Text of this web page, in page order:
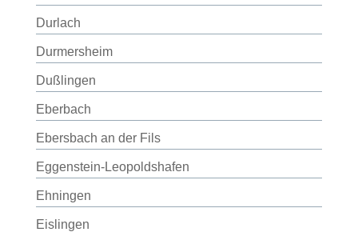
Durlach
Durmersheim
Dußlingen
Eberbach
Ebersbach an der Fils
Eggenstein-Leopoldshafen
Ehningen
Eislingen